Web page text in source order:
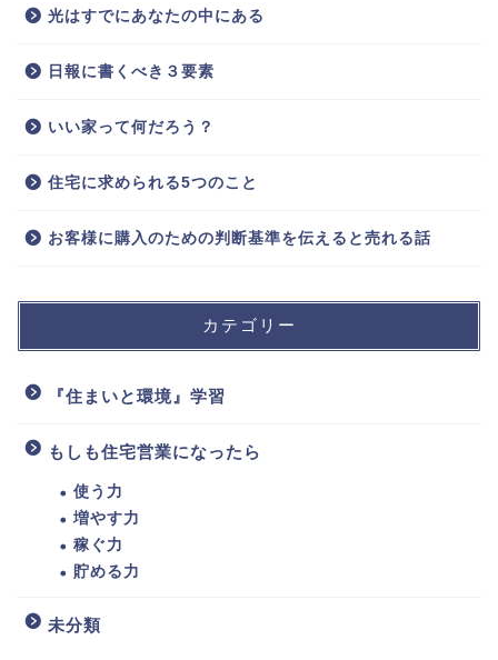
光はすでにあなたの中にある
日報に書くべき３要素
いい家って何だろう？
住宅に求められる5つのこと
お客様に購入のための判断基準を伝えると売れる話
カテゴリー
『住まいと環境』学習
もしも住宅営業になったら
使う力
増やす力
稼ぐ力
貯める力
未分類